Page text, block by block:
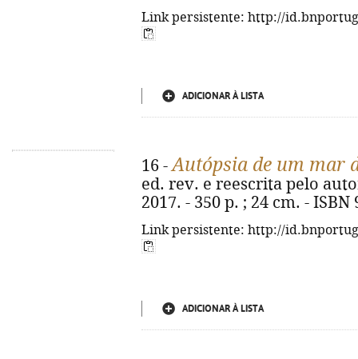
Link persistente: http://
ADICIONAR À LISTA
16 -Autópsia de um mar
ed. rev. e reescrita pelo
2017. - 350 p. ; 24 cm. - ISBN
Link persistente: http://
ADICIONAR À LISTA